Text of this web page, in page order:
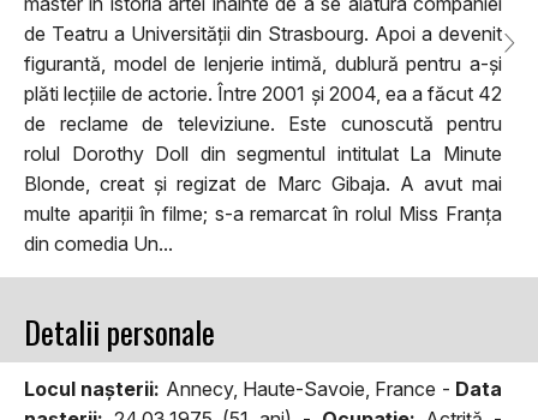
de Teatru a Universității din Strasbourg. Apoi a devenit
figurantă, model de lenjerie intimă, dublură pentru a-și
plăti lecțiile de actorie. Între 2001 și 2004, ea a făcut 42
de reclame de televiziune. Este cunoscută pentru
rolul Dorothy Doll din segmentul intitulat La Minute
Blonde, creat și regizat de Marc Gibaja. A avut mai
multe apariții în filme; s-a remarcat în rolul Miss Franța
din comedia Un...
Detalii personale
Locul naşterii: Annecy, Haute-Savoie, France - Data